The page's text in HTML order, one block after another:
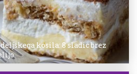
kosila: 8 sladic brez